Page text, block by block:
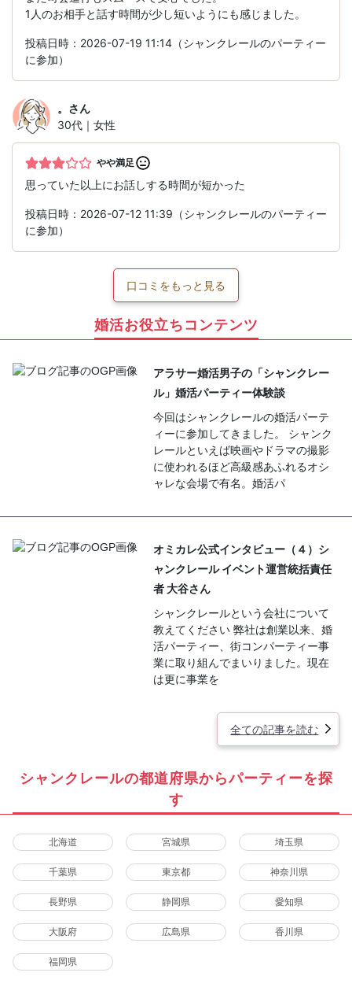
1人のお相手と話す時間が少し短いようにも感じました。
投稿日時：2026-07-19 11:14（シャンクレールのパーティー
に参加）
。 さん
30代｜女性
やや満足
思っていた以上にお話しする時間が短かった
投稿日時：2026-07-12 11:39（シャンクレールのパーティー
に参加）
口コミをもっと見る
婚活お役立ちコンテンツ
アラサー婚活男子の「シャンクレー
ル」婚活パーティー体験談
今回はシャンクレールの婚活パーテ
ィーに参加してきました。 シャンク
レールといえば映画やドラマの撮影
に使われるほど高級感あふれるオシ
ャレな会場で有名。婚活パ
オミカレ公式インタビュー（４）シ
ャンクレール イベント運営統括責任
者 大谷さん
シャンクレールという会社について
教えてください 弊社は創業以来、婚
活パーティー、街コンパーティー事
業に取り組んでまいりました。現在
は更に事業を
全ての記事を読む
シャンクレールの都道府県からパーティーを探
す
北海道 宮城県 埼玉県
千葉県 東京都 神奈川県
長野県 静岡県 愛知県
大阪府 広島県 香川県
福岡県